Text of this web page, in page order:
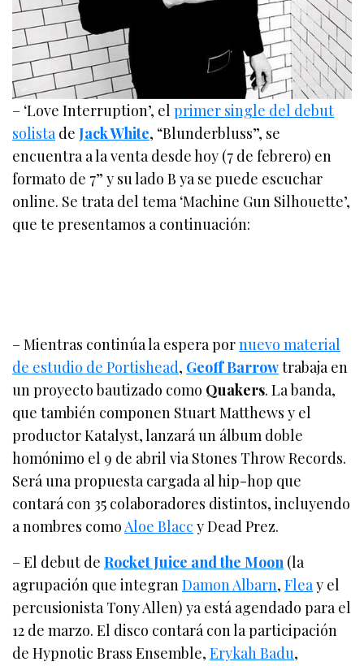
– ‘Love Interruption’, elprimer single del debut
solista deJack White, “Blunderbluss”, se
encuentra a la venta desde hoy (7 de febrero) en
formato de 7” y su lado B ya se puede escuchar
online. Se trata del tema ‘Machine Gun Silhouette’,
que te presentamos a continuación:
– Mientras continúa la espera pornuevo material
de estudio de Portishead, Geoff Barrowtrabaja en
un proyecto bautizado como Quakers. La banda,
que también componen Stuart Matthews y el
productor Katalyst, lanzará un álbum doble
homónimo el 9 de abril via Stones Throw Records.
Será una propuesta cargada al hip-hop que
contará con 35 colaboradores distintos, incluyendo
a nombres como Aloe Blacc y Dead Prez.
– El debut deRocket Juice and the Moon (la
agrupación que integranDamon Albarn,Flea y el
percusionista Tony Allen) ya está agendado para el
12 de marzo. El disco contará con la participación
de Hypnotic Brass Ensemble,Erykah Badu,